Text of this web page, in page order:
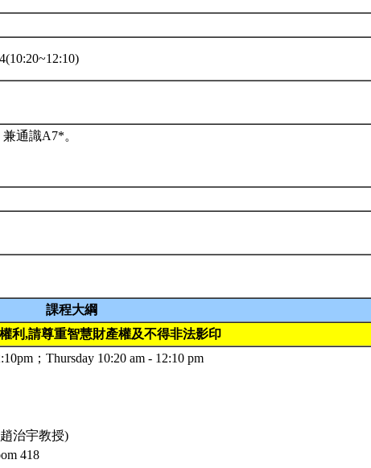
通識A7*。
課程大綱
利,請尊重智慧財產權及不得非法影印
；Thursday 10:20 am - 12:10 pm
治宇教授)
418